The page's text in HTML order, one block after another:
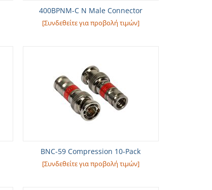
400BPNM-C N Male Connector
[Συνδεθείτε για προβολή τιμών]
BNC-59 Compression 10-Pack
[Συνδεθείτε για προβολή τιμών]